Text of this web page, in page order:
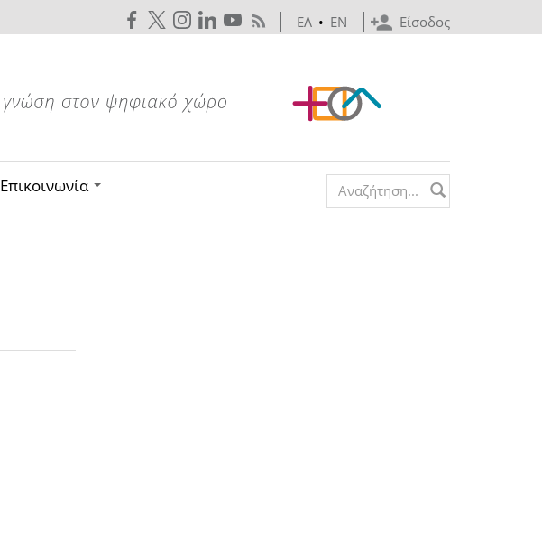
Είσοδος
ΕΛ • EN
Επικοινωνία Search form